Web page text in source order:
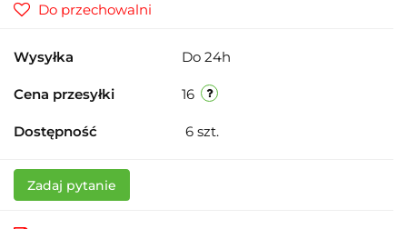
Do przechowalni
Wysyłka Do 24h
Cena przesyłki 16
Dostępność 6 szt.
Zadaj pytanie